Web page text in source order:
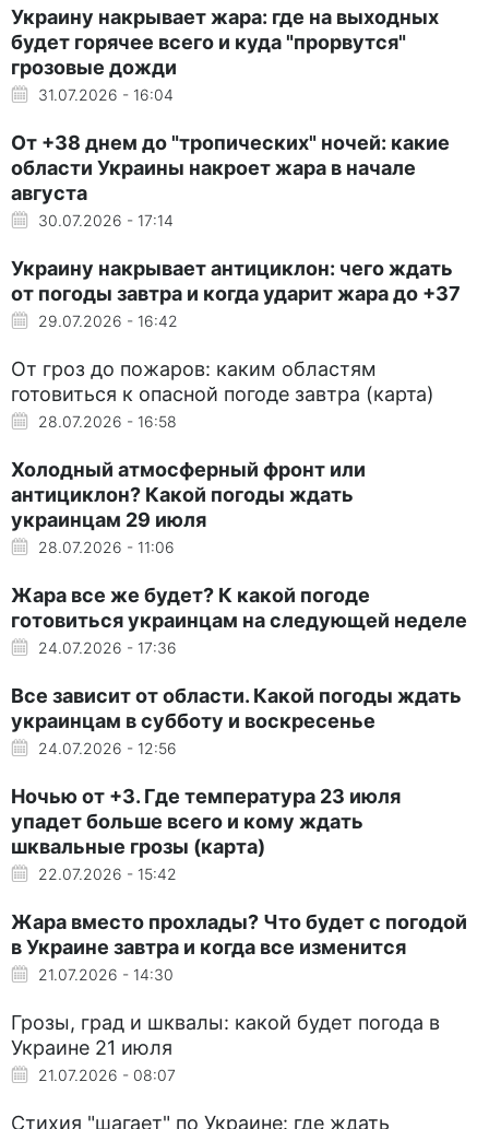
Украину накрывает жара: где на выходных
будет горячее всего и куда "прорвутся"
грозовые дожди
31.07.2026 - 16:04
От +38 днем до "тропических" ночей: какие
области Украины накроет жара в начале
августа
30.07.2026 - 17:14
Украину накрывает антициклон: чего ждать
от погоды завтра и когда ударит жара до +37
29.07.2026 - 16:42
От гроз до пожаров: каким областям
готовиться к опасной погоде завтра (карта)
28.07.2026 - 16:58
Холодный атмосферный фронт или
антициклон? Какой погоды ждать
украинцам 29 июля
28.07.2026 - 11:06
Жара все же будет? К какой погоде
готовиться украинцам на следующей неделе
24.07.2026 - 17:36
Все зависит от области. Какой погоды ждать
украинцам в субботу и воскресенье
24.07.2026 - 12:56
Ночью от +3. Где температура 23 июля
упадет больше всего и кому ждать
шквальные грозы (карта)
22.07.2026 - 15:42
Жара вместо прохлады? Что будет с погодой
в Украине завтра и когда все изменится
21.07.2026 - 14:30
Грозы, град и шквалы: какой будет погода в
Украине 21 июля
21.07.2026 - 08:07
Стихия "шагает" по Украине: где ждать